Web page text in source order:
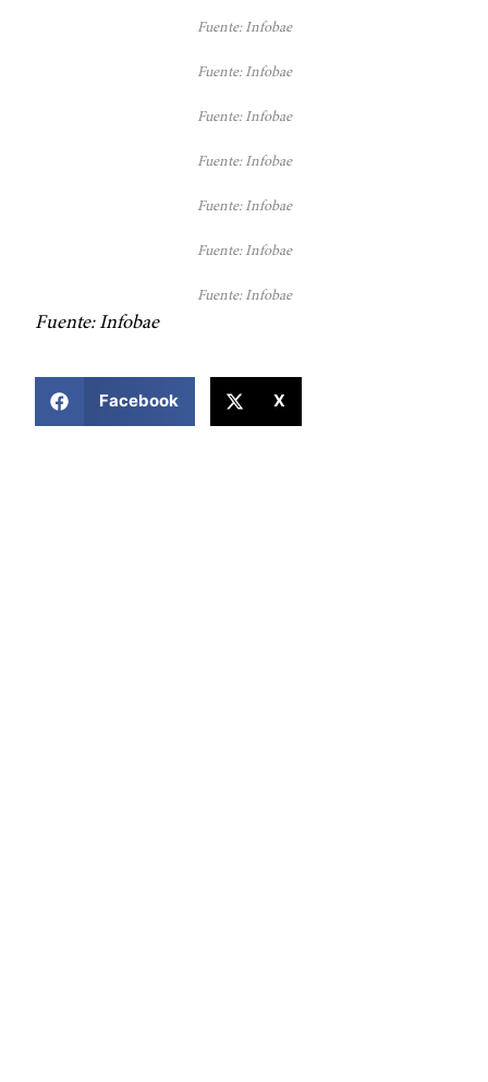
Fuente: Infobae
Fuente: Infobae
Fuente: Infobae
Fuente: Infobae
Fuente: Infobae
Fuente: Infobae
Fuente: Infobae
Fuente: Infobae
Facebook X